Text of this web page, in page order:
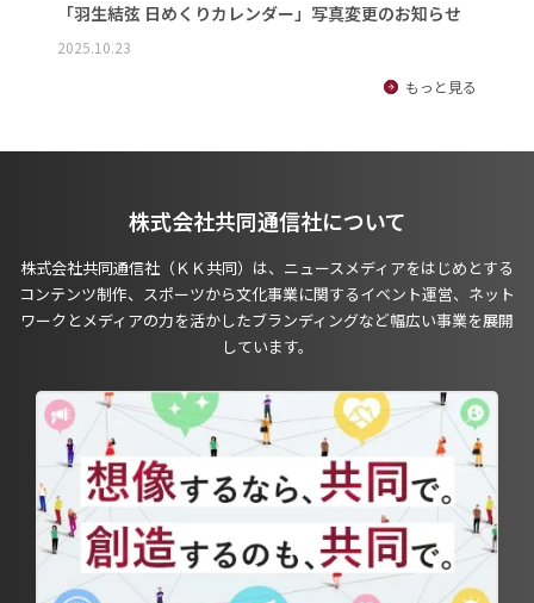
「羽生結弦 日めくりカレンダー」写真変更のお知らせ
2025.10.23
もっと見る
株式会社共同通信社について
株式会社共同通信社（ＫＫ共同）は、ニュースメディアをはじめとする
コンテンツ制作、スポーツから文化事業に関するイベント運営、ネット
ワークとメディアの力を活かしたブランディングなど幅広い事業を展開
しています。